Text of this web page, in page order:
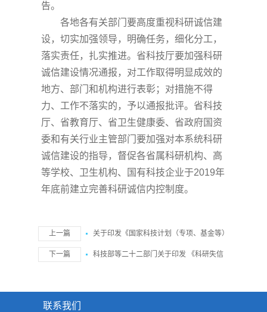
告。
各地各有关部门要高度重视科研诚信建
设，切实加强领导，明确任务，细化分工，
落实责任，扎实推进。省科技厅要加强科研
诚信建设情况通报，对工作取得明显成效的
地方、部门和机构进行表彰；对措施不得
力、工作不落实的，予以通报批评。省科技
厅、省教育厅、省卫生健康委、省政府国资
委和有关行业主管部门要加强对本系统科研
诚信建设的指导，督促各省属科研机构、高
等学校、卫生机构、国有科技企业于2019年
年底前建立完善科研诚信内控制度。
上一篇
关于印发《国家科技计划（专项、基金等）
严重失信行为记录暂行规定》的通知 国科发政〔2016〕97
号
下一篇
科技部等二十二部门关于印发 《科研失信
联系我们